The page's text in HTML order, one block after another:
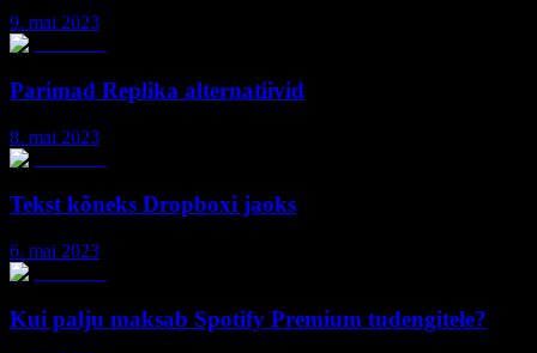
9. mai 2023
Parimad Replika alternatiivid
8. mai 2023
Tekst kõneks Dropboxi jaoks
6. mai 2023
Kui palju maksab Spotify Premium tudengitele?